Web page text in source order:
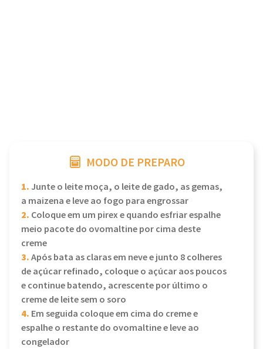
MODO DE PREPARO
1. Junte o leite moça, o leite de gado, as gemas,
a maizena e leve ao fogo para engrossar
2. Coloque em um pirex e quando esfriar espalhe
meio pacote do ovomaltine por cima deste
creme
3.Após bata as claras em neve e junto 8 colheres
de açúcar refinado, coloque o açúcar aos poucos
e continue batendo, acrescente por último o
creme de leite sem o soro
4. Em seguida coloque em cima do creme e
espalhe o restante do ovomaltine e leve ao
congelador